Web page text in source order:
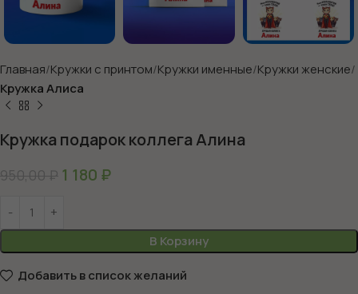
Главная Кружки с принтом Кружки именные Кружки женские
Кружка Алиса
Кружка подарок коллега Алина
950,00₽ 1 180 ₽
В Корзину
Добавить в список желаний